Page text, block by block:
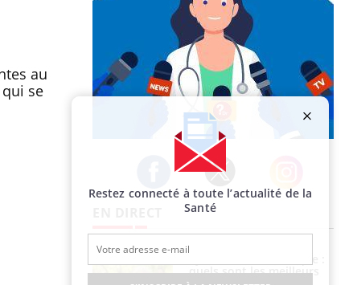
au
se
Facebook Twitter Instagram
quels sont les meilleurs
Restez connecté à toute l’actualité de la
Santé